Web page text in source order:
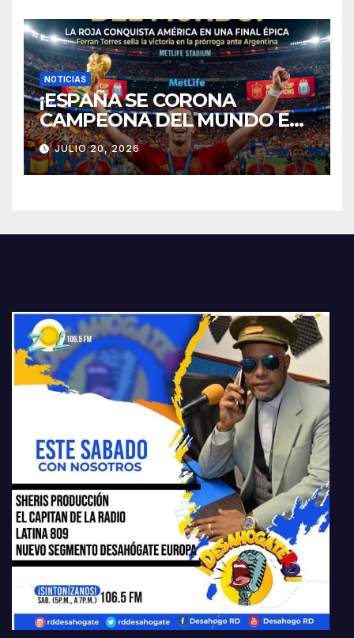
relación? 💔
NOTICIAS
¡ESPAÑA SE CORONA
CAMPEONA DEL MUNDO EN
NUEVA JERSEY!
JULIO 20, 2026